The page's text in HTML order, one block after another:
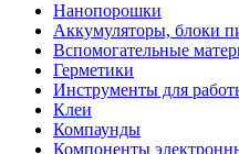
Нанопорошки
Аккумуляторы, блоки
Вспомогательные
Герметики
Инструменты для
Клеи
Компаунды
Компоненты